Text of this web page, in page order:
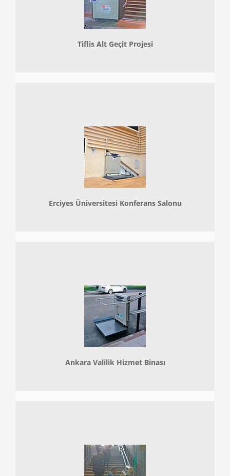
Tiflis Alt Geçit Projesi
Erciyes Üniversitesi Konferans Salonu
Ankara Valilik Hizmet Binası